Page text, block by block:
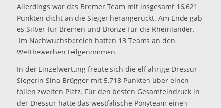
Allerdings war das Bremer Team mit insgesamt 16.621
Punkten dicht an die Sieger herangerückt. Am Ende gab
es Silber für Bremen und Bronze für die Rheinländer.
Im Nachwuchsbereich hatten 13 Teams an den
Wettbewerben teilgenommen.
In der Einzelwertung freute sich die elfjährige Dressur-
Siegerin Sina Brügger mit 5.718 Punkten über einen
tollen zweiten Platz. Für den besten Gesamteindruck in
der Dressur hatte das westfälische Ponyteam einen